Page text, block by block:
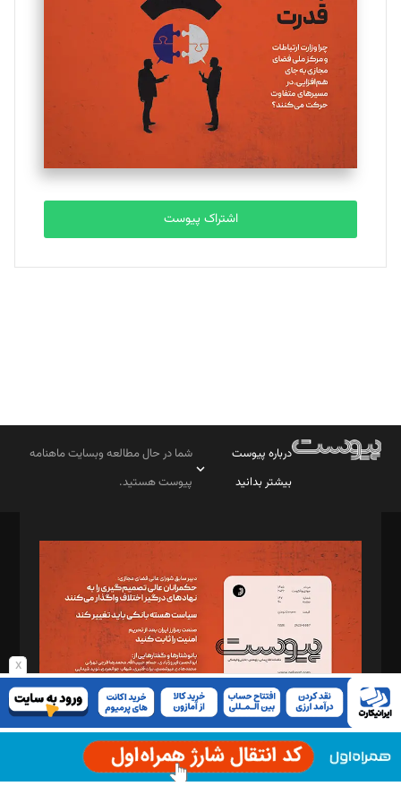
x
تحریریه
ملینا جعفری
تحریریه
مصطفی مسجدی آرانی
تحریریه
بابک نقاش
تحریریه
اشتراک پیوست
درباره پیوست
بیشتر بدانید
شما در حال مطالعه وبسایت ماهنامه
پیوست هستید.
مدیر مسئول: محمدباقر اثنی‌عشری
سردبیر: مهرک محمودی
دبیر تحریریه: میثم قاسمی
د‌بیر ناداستان: سمانه سمیع
د‌بیر خدمت و تجارت: ابوالفضل رجبی
د‌بیر حقوق فناوری: حسام‌الدین ایپکچی
د‌بیر پیوست جهان: مینا پاکدل
د‌بیر تحریریه آنلاین: بابک نقاش
تحریریه‌: مجتبی محمود‌ی، آرش برهمند، یسنا امان‌پور، سروش کرمیان،
مصطفی مسجدی آرانی، ابوالفضل رجبی، زهرا فکرانه، فائزه فتحی